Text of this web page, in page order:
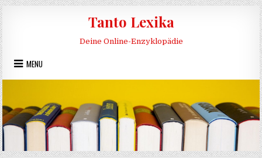
Skip to content
Tanto Lexika
Deine Online-Enzyklopädie
MENU